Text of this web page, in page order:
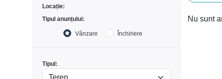
Locație:
Tipul anunțului:
Vânzare Închiriere
Tipul:
Nu sunt